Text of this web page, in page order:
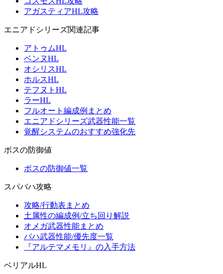
アガスティアHL攻略
エニアドシリーズ関連記事
アトゥムHL
ベンヌHL
オシリスHL
ホルスHL
テフヌトHL
ラーHL
フルオート編成例まとめ
エニアドシリーズ武器性能一覧
覚醒システムのおすすめ強化先
ボスの防御値
ボスの防御値一覧
スパバハ攻略
攻略/行動表まとめ
土属性の編成例/立ち回り解説
オメガ武器性能まとめ
バハ武器性能/優先度一覧
『アルテマメモリ』の入手方法
ベリアルHL